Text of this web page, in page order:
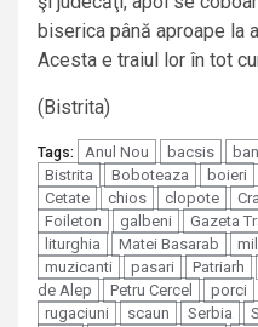
biserica până aproape la
Acesta e traiul lor în tot
(Bistrita)
Tags: Anul Nou bacsis
Bistrita
Boboteaza boieri
Cetate
chios clopote
Foileton
galbeni Gazeta
liturghia
Matei Basarab
muzicanti
pasari Patriarh
de Alep
Petru Cercel porci
rugaciuni
scaun Serbia